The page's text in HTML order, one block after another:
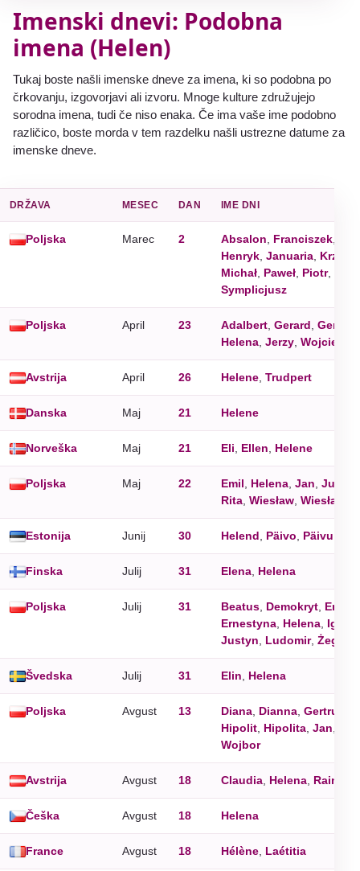
Imenski dnevi: Podobna
imena (Helen)
Tukaj boste našli imenske dneve za imena, ki so podobna po
črkovanju, izgovorjavi ali izvoru. Mnoge kulture združujejo
sorodna imena, tudi če niso enaka. Če ima vaše ime podobno
različico, boste morda v tem razdelku našli ustrezne datume za
imenske dneve.
DRŽAVA MESEC DAN IME DNI
Poljska Marec 2 Absalon Franciszek
Henryk Januaria
Michał Paweł Piotr,
Symplicjusz
Poljska April 23 Adalbert Gerard Gerarda
Helena Jerzy Wojciech
Avstrija April 26 Helene Trudpert
Danska Maj 21 Helene
Norveška Maj 21 Eli Ellen Helene
Poljska Maj 22 Emil Helena Jan Julia
Rita Wiesław Wiesława
Estonija Junij 30 Helend Päivo Päivu
Finska Julij 31 Elena Helena
Poljska Julij 31 Beatus Demokryt
Ernestyna Helena Iga
Justyn
Ludomir, Żegota
Švedska Julij 31 Elin Helena
Poljska Avgust 13 Diana Dianna Gertruda
Hipolit Hipolita Jan
Wojbor
Avstrija Avgust 18 Claudia Helena Rainaki
Češka Avgust 18 Helena
France Avgust 18 Hélène Laétitia